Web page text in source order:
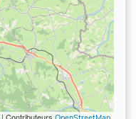
| Contributeurs